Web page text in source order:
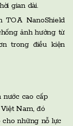
gian dài.
TOA NanoShield
ảnh hưởng từ
trong điều kiện
nước cao cấp
Nam, đó
những nỗ lực